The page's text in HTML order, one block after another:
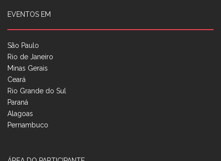
EVENTOS EM
São Paulo
Rio de Janeiro
Minas Gerais
Ceará
Rio Grande do Sul
Paraná
Alagoas
Pernambuco